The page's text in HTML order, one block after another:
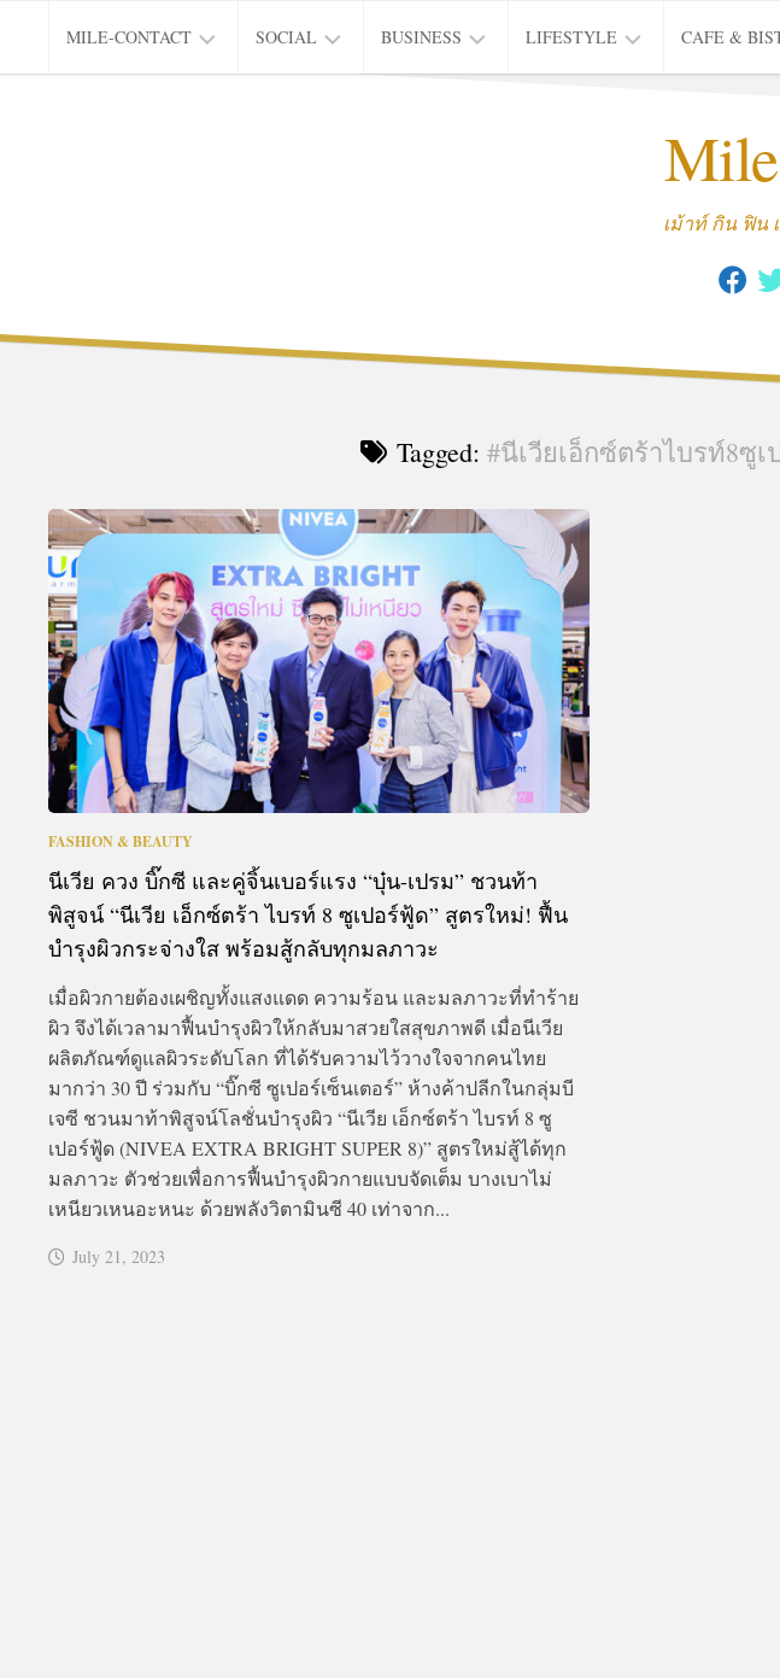
content
MILE-CONTACT SOCIAL BUSINESS LIFESTYLE
BEAUTY
&
SERIES
ACTIVITIES
EVENT
DEAL
CAFE &
CAFE
เม้าท์ กิน ฟิน
Tagged: #นีเวียเอ็กซ์ตร้าไบรท์8ซู
FASHION & BEAUTY
นีเวีย ควง บิ๊กซี และคู่จิ้นเบอร์แรง “บุ๋น-เปรม” ชวนท้า
พิสูจน์ “นีเวีย เอ็กซ์ตร้า ไบรท์ 8 ซูเปอร์ฟู้ด” สูตรใหม่! ฟื้น
บำรุงผิวกระจ่างใส พร้อมสู้กลับทุกมลภาวะ
เมื่อผิวกายต้องเผชิญทั้งแสงแดด ความร้อน และมลภาวะที่ทำร้าย
ผิว จึงได้เวลามาฟื้นบำรุงผิวให้กลับมาสวยใสสุขภาพดี เมื่อนีเวีย
ผลิตภัณฑ์ดูแลผิวระดับโลก ที่ได้รับความไว้วางใจจากคนไทย
มากว่า 30 ปี ร่วมกับ “บิ๊กซี ซูเปอร์เซ็นเตอร์” ห้างค้าปลีกในกลุ่มบี
เจซี ชวนมาท้าพิสูจน์โลชั่นบำรุงผิว “นีเวีย เอ็กซ์ตร้า ไบรท์ 8 ซู
เปอร์ฟู้ด (NIVEA EXTRA BRIGHT SUPER 8)” สูตรใหม่สู้ได้ทุก
มลภาวะ ตัวช่วยเพื่อการฟื้นบำรุงผิวกายแบบจัดเต็ม บางเบาไม่
เหนียวเหนอะหนะ ด้วยพลังวิตามินซี 40 เท่าจาก...
July 21, 2023